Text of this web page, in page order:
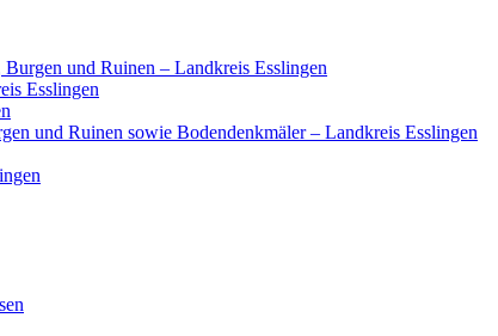
und Ruinen – Landkreis Esslingen
Esslingen
und Ruinen sowie Bodendenkmäler – Landkreis Esslingen